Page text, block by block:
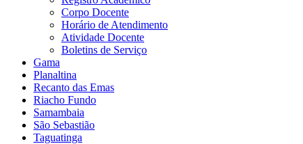
Corpo Docente
Horário de Atendimento
Atividade Docente
Boletins de Serviço
Gama
Planaltina
Recanto das Emas
Riacho Fundo
Samambaia
São Sebastião
Taguatinga